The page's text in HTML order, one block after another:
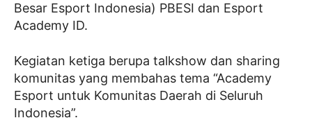
Besar Esport Indonesia) PBESI dan Esport
Academy ID.
Kegiatan ketiga berupa talkshow dan sharing
komunitas yang membahas tema “Academy
Esport untuk Komunitas Daerah di Seluruh
Indonesia”.